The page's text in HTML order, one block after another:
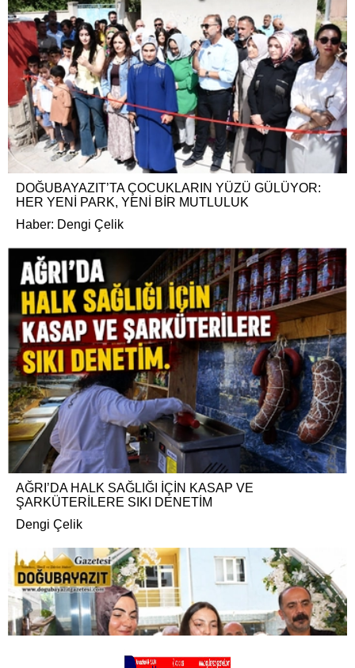
DOĞUBAYAZIT’TA ÇOCUKLARIN YÜZÜ GÜLÜYOR:
HER YENİ PARK, YENİ BİR MUTLULUK
Haber: Dengi Çelik
AĞRI’DA HALK SAĞLIĞI İÇİN KASAP VE
ŞARKÜTERİLERE SIKI DENETİM
Dengi Çelik